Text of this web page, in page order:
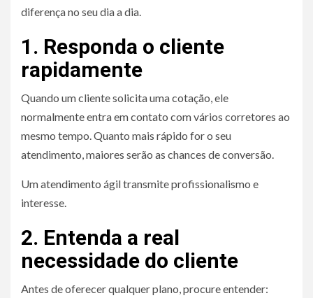
diferença no seu dia a dia.
1. Responda o cliente
rapidamente
Quando um cliente solicita uma cotação, ele
normalmente entra em contato com vários corretores ao
mesmo tempo. Quanto mais rápido for o seu
atendimento, maiores serão as chances de conversão.
Um atendimento ágil transmite profissionalismo e
interesse.
2. Entenda a real
necessidade do cliente
Antes de oferecer qualquer plano, procure entender: